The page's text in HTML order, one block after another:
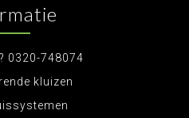
0320-748074
kluizen